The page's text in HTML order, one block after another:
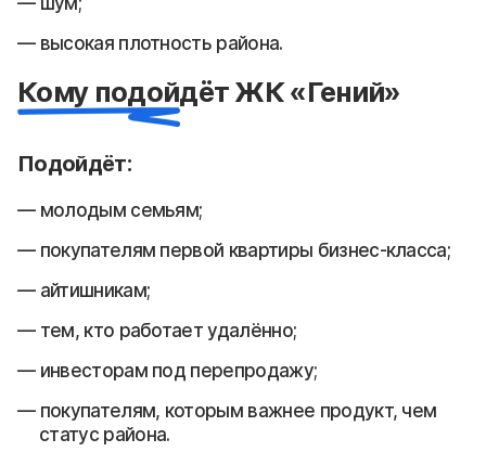
высокая плотность района.
Кому подойдёт ЖК «Гений»
Подойдёт:
молодым семьям;
покупателям первой квартиры бизнес-класса;
айтишникам;
тем, кто работает удалённо;
инвесторам под перепродажу;
покупателям, которым важнее продукт, чем
статус района.